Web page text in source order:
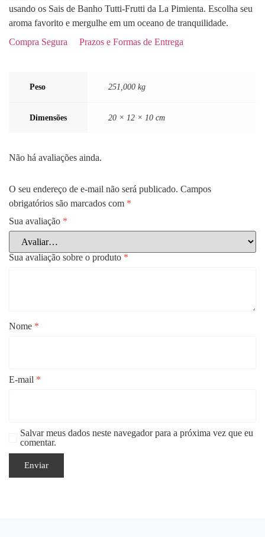
usando os Sais de Banho Tutti-Frutti da La Pimienta. Escolha seu
aroma favorito e mergulhe em um oceano de tranquilidade.
Compra Segura
Prazos e Formas de Entrega
Peso 251,000 kg
Dimensões 20 × 12 × 10 cm
Não há avaliações ainda.
O seu endereço de e-mail não será publicado. Campos
obrigatórios são marcados com *
Sua avaliação *
Sua avaliação sobre o produto *
Nome *
E-mail *
Salvar meus dados neste navegador para a próxima vez que eu
comentar.